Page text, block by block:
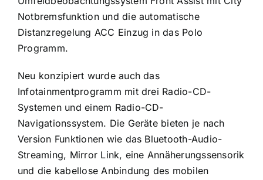
Notbremsfunktion und die automatische
Distanzregelung ACC Einzug in das Polo
Programm.
Neu konzipiert wurde auch das
Infotainmentprogramm mit drei Radio-CD-
Systemen und einem Radio-CD-
Navigationssystem. Die Geräte bieten je nach
Version Funktionen wie das Bluetooth-Audio-
Streaming, Mirror Link, eine Annäherungssensorik
und die kabellose Anbindung des mobilen